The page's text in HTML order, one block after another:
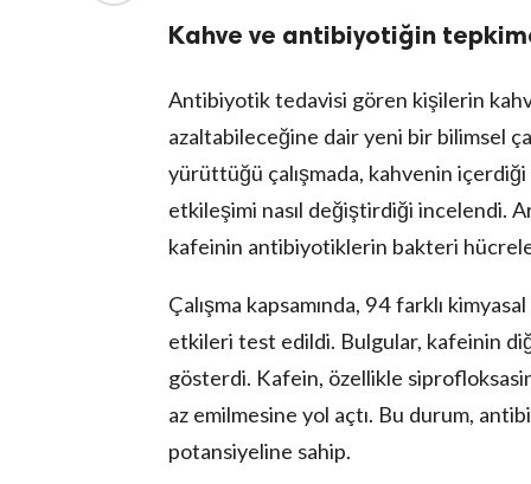
Kahve ve antibiyotiğin
Antibiyotik tedavisi gören kişilerin
azaltabileceğine dair yeni bir bilimsel
yürüttüğü çalışmada, kahvenin
etkileşimi nasıl değiştirdiği incelendi.
kafeinin antibiyotiklerin bakteri
Çalışma kapsamında, 94 farklı
etkileri test edildi. Bulgular, kafeinin
gösterdi. Kafein, özellikle
az emilmesine yol açtı. Bu durum,
potansiyeline sahip.